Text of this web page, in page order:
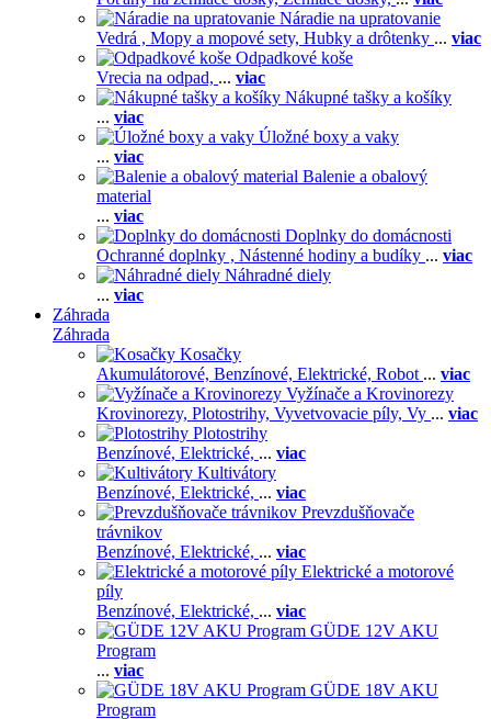
Náradie na upratovanie
Vedrá , Mopy a mopové sety, Hubky a drôtenky ... viac
Odpadkové koše
Vrecia na odpad, ... viac
Nákupné tašky a košíky
... viac
Úložné boxy a vaky
... viac
Balenie a obalový
material
... viac
Doplnky do domácnosti
Ochranné doplnky , Nástenné hodiny a budíky ... viac
Náhradné diely
... viac
Záhrada
Záhrada
Kosačky
Akumulátorové, Benzínové, Elektrické, Robot ... viac
Vyžínače a Krovinorezy
Krovinorezy, Plotostrihy, Vyvetvovacie píly, Vy ... viac
Plotostrihy
Benzínové, Elektrické, ... viac
Kultivátory
Benzínové, Elektrické, ... viac
Prevzdušňovače
trávnikov
Benzínové, Elektrické, ... viac
Elektrické a motorové
píly
Benzínové, Elektrické, ... viac
GÜDE 12V AKU
Program
... viac
GÜDE 18V AKU
Program